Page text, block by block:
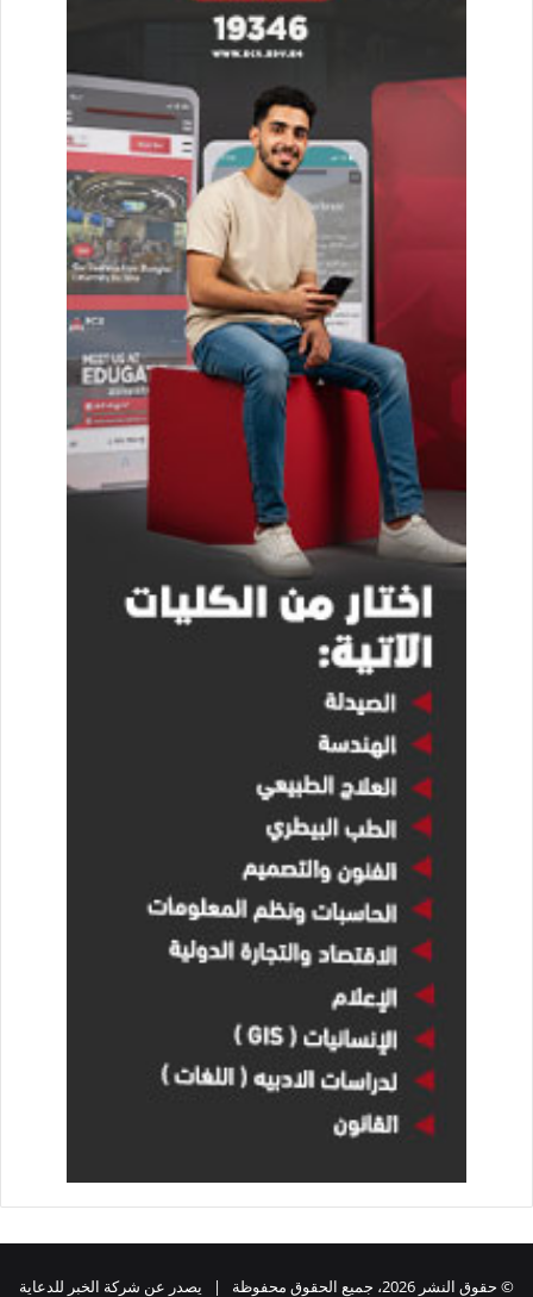
© حقوق النشر 2026، جميع الحقوق محفوظة | يصدر عن شركة الخبر للدعاية